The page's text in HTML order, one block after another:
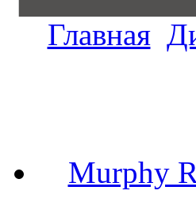
Главная
Murphy